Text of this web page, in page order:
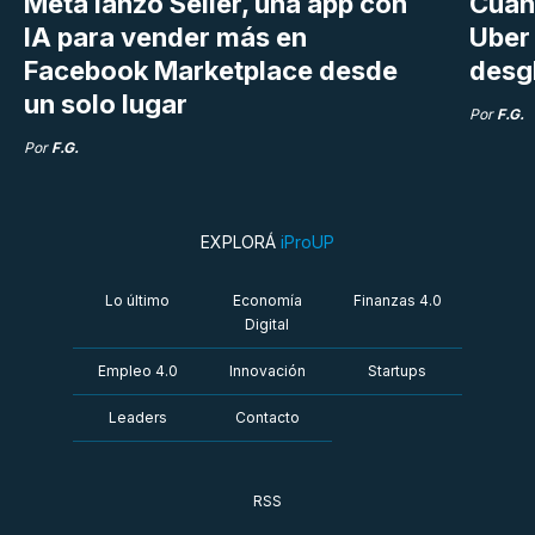
IA para vender más en
Facebook Marketplace desde
un solo lugar
Por F.G.
Por F.G.
EXPLORÁ iProUP
Lo último
Economía
Digital
Finanzas 4.0
Empleo 4.0 Innovación Startups
Leaders Contacto
RSS